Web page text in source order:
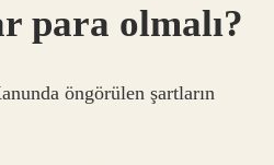
para olmalı?
öngörülen şartların